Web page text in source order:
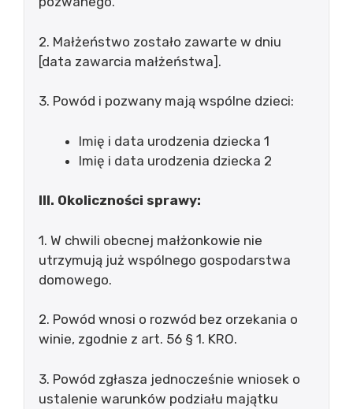
2. Małżeństwo zostało zawarte w dniu
[data zawarcia małżeństwa].
3. Powód i pozwany mają wspólne dzieci:
Imię i data urodzenia dziecka 1
Imię i data urodzenia dziecka 2
III. Okoliczności sprawy:
1. W chwili obecnej małżonkowie nie
utrzymują już wspólnego gospodarstwa
domowego.
2. Powód wnosi o rozwód bez orzekania o
winie, zgodnie z art. 56 § 1. KRO.
3. Powód zgłasza jednocześnie wniosek o
ustalenie warunków podziału majątku